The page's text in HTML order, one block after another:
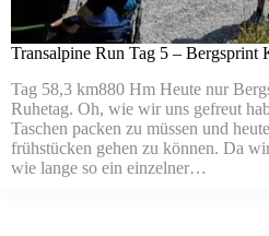
Transalpine Run Tag 5 – Bergsprint
Tag 58,3 km880 Hm Heute nur
Ruhetag. Oh, wie wir uns gefreut
Taschen packen zu müssen und
frühstücken gehen zu können. Da
wie lange so ein einzelner…